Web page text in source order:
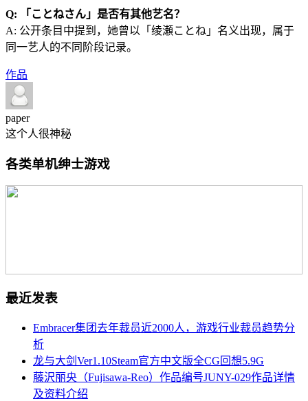
Q: 「ことねさん」是否有其他艺名？
A: 公开条目中提到，她曾以「绫瀬ことね」名义出现，属于
同一艺人的不同阶段记录。
作品
paper
这个人很神秘
各类单机绅士游戏
最近发表
Embracer集团去年裁员近2000人，游戏行业裁员趋势分
析
龙与大剑Ver1.10Steam官方中文版全CG回想5.9G
藤沢丽央（Fujisawa-Reo）作品编号JUNY-029作品详情
及资料介绍